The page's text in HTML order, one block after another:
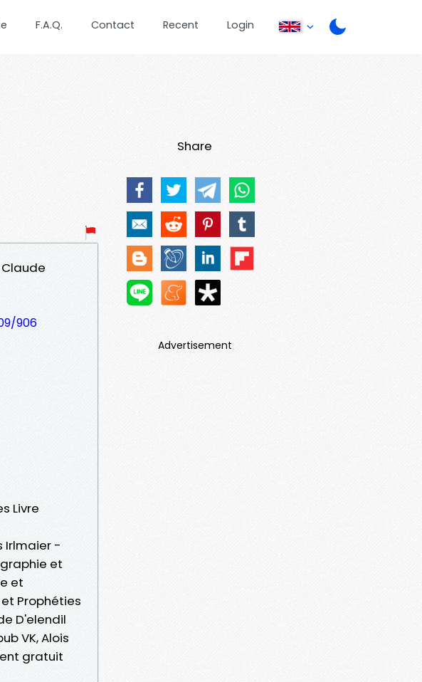
F.A.Q. Contact Recent Login
906
Livre
Irlmaier -
et
et
Prophéties
D'elendil
VK, Alois
gratuit
Share
Advertisement